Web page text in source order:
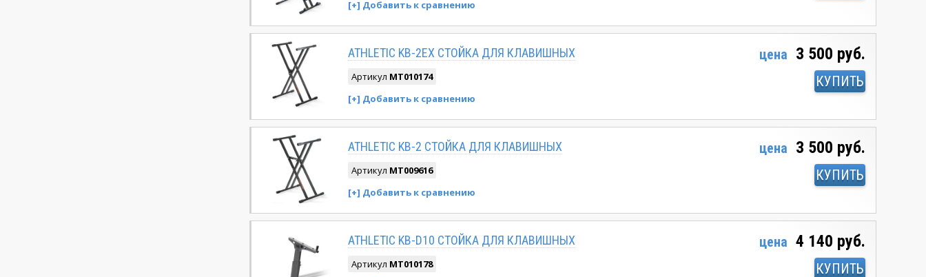
ATHLETIC KB-2EX CТОЙКА ДЛЯ КЛАВИШНЫХ
Артикул MT010174
цена 3 500 руб.
КУПИТЬ
ATHLETIC KB-2 CТОЙКА ДЛЯ КЛАВИШНЫХ
Артикул MT009616
цена 3 500 руб.
КУПИТЬ
ATHLETIC KB-D10 CТОЙКА ДЛЯ КЛАВИШНЫХ
Артикул MT010178
цена 4 140 руб.
КУПИТЬ